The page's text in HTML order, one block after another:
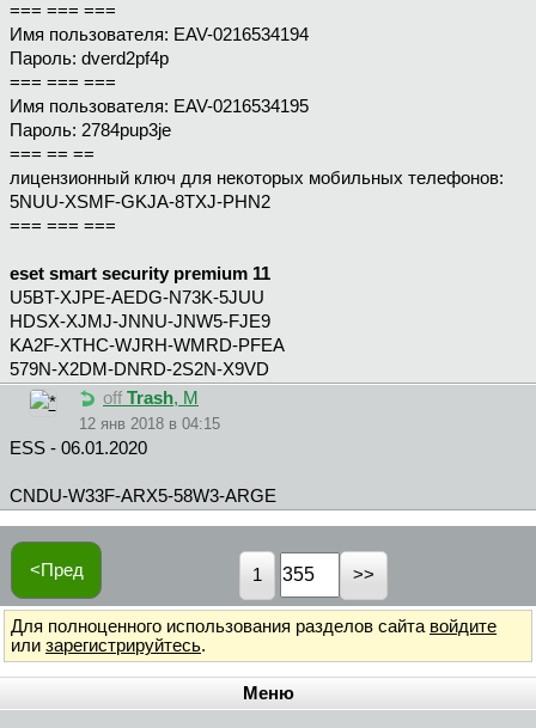
=== === ===
Имя пользователя: EAV-0216534194
Пароль: dverd2pf4p
=== === ===
Имя пользователя: EAV-0216534195
Пароль: 2784pup3je
=== == ==
лицензионный ключ для некоторых мобильных телефонов:
5NUU-XSMF-GKJA-8TXJ-PHN2
=== === ===
eset smart security premium 11
U5BT-XJPE-AEDG-N73K-5JUU
HDSX-XJMJ-JNNU-JNW5-FJE9
KA2F-XTHC-WJRH-WMRD-PFEA
579N-X2DM-DNRD-2S2N-X9VD
off Trash, М
12 янв 2018 в 04:15
ESS - 06.01.2020
CNDU-W33F-ARX5-58W3-ARGE
<Пред 1
Для полноценного использования разделов сайта войдите
или зарегистрируйтесь.
Меню